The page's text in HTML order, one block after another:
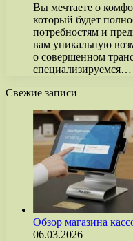
Вы мечтаете о
который будет
потребностям и
вам уникальную
о совершенном
специализируемся…
Свежие записи
Обзор магазина
06.03.2026